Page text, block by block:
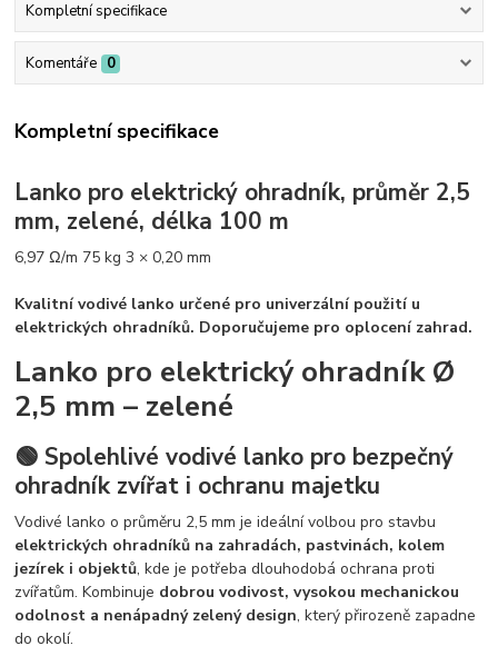
Kompletní specifikace
Komentáře 0
Kompletní specifikace
Lanko pro elektrický ohradník, průměr 2,5
mm, zelené, délka 100 m
6,97 Ω/m 75 kg3 × 0,20 mm
Kvalitní vodivé lanko určené pro univerzální použití u
elektrických ohradníků. Doporučujeme pro oplocení zahrad.
Lanko pro elektrický ohradník Ø
2,5 mm – zelené
🟢 Spolehlivé vodivé lanko pro bezpečný
ohradník zvířat i ochranu majetku
Vodivé lanko o průměru 2,5 mm je ideální volbou pro stavbu
elektrických ohradníků na zahradách, pastvinách, kolem
jezírek i objektů, kde je potřeba dlouhodobá ochrana proti
zvířatům. Kombinuje dobrou vodivost, vysokou mechanickou
odolnost a nenápadný zelený design, který přirozeně zapadne
do okolí.